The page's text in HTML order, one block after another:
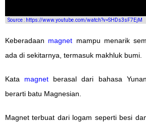
Source : https://www.youtube.com/watch?v=SHDs3sF7EjM
Keberadaan magnet mampu menarik
ada di sekitarnya, termasuk makhluk bumi.
Kata magnet berasal dari bahasa
berarti batu Magnesian.
Magnet terbuat dari logam seperti besi